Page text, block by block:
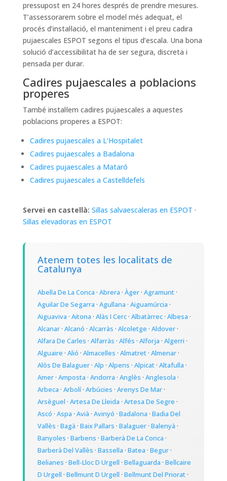
pressupost en 24 hores després de prendre mesures.
T’assessorarem sobre el model més adequat, el
procés d’instal·lació, el manteniment i el preu cadira
pujaescales ESPOT segons el tipus d’escala. Una bona
solució d’accessibilitat ha de ser segura, discreta i
pensada per durar.
Cadires pujaescales a poblacions
properes
També instal·lem cadires pujaescales a aquestes
poblacions properes a ESPOT:
Cadires pujaescales a L’Hospitalet
Cadires pujaescales a Badalona
Cadires pujaescales a Mataró
Cadires pujaescales a Castelldefels
Servei en castellà: Sillas salvaescaleras en ESPOT ·
Sillas elevadoras en ESPOT
Atenem totes les localitats de
Catalunya
Abella De La Conca · Abrera · Àger· Agramunt·
Aguilar De Segarra · Agullana · Aiguamúrcia ·
Aiguaviva · Aitona · Alàs I Cerc· Albatàrrec· Albesa ·
Alcanar· Alcanó · Alcarràs · Alcoletge · Aldover·
Alfara De Carles · Alfarràs · Alfés · Alforja · Algerri ·
Alguaire · Alió · Almacelles · Almatret· Almenar·
Alòs De Balaguer· Alp · Alpens · Alpicat· Altafulla ·
Amer· Amposta · Andorra · Anglès · Anglesola ·
Arbeca · Arbolí· Arbúcies · Arenys De Mar·
Arsèguel · Artesa De Lleida · Artesa De Segre ·
Ascó · Aspa · Avià · Avinyó · Badalona · Badia Del
Vallès · Bagà · Baix Pallars · Balaguer· Balenyà ·
Banyoles · Barbens · Barberà De La Conca ·
Barberà Del Vallès · Bassella · Batea · Begur·
Belianes · Bell-Lloc D Urgell · Bellaguarda · Bellcaire
D Urgell · Bellmunt D Urgell · Bellmunt Del Priorat·